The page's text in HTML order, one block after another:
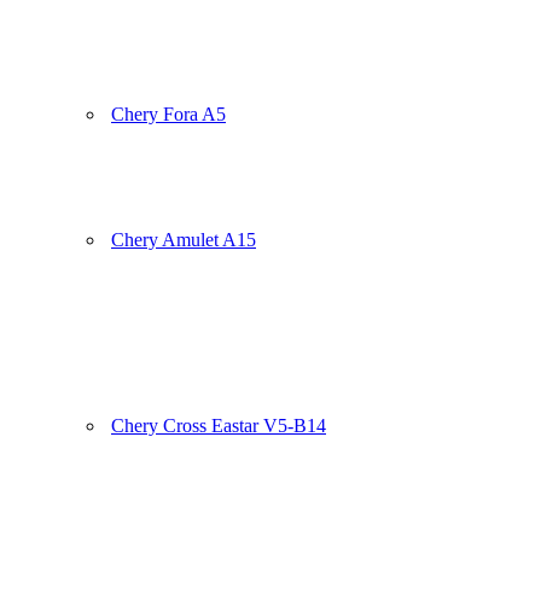
Chery Fora A5
Chery Amulet A15
Chery Cross Eastar V5-B14